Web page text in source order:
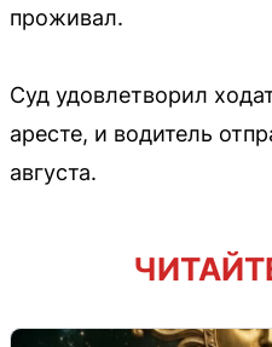
проживал.
Суд удовлетворил
аресте, и водитель
августа.